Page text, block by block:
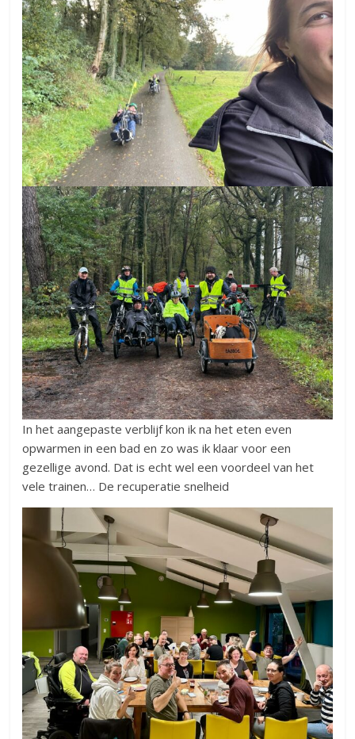
In het aangepaste verblijf kon ik na het eten even
opwarmen in een bad en zo was ik klaar voor een
gezellige avond. Dat is echt wel een voordeel van het
vele trainen… De recuperatie snelheid